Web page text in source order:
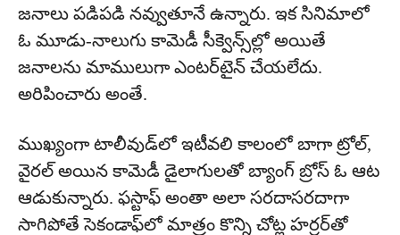
జనాలు పడిపడి నవ్వుతూనే ఉన్నారు. ఇక సినిమాలో
ఓ మూడు-నాలుగు కామెడీ సీక్వెన్స్‌ల్లో అయితే
జనాలను మాములుగా ఎంటర్‌టైన్ చేయలేదు.
అరిపించారు అంతే.
ముఖ్యంగా టాలీవుడ్‌లో ఇటీవలి కాలంలో బాగా ట్రోల్,
వైరల్ అయిన కామెడీ డైలాగులతో బ్యాంగ్ బ్రోస్ ఓ ఆట
ఆడుకున్నారు. ఫస్టాఫ్ అంతా అలా సరదాసరదాగా
సాగిపోతే సెకండాఫ్‌లో మాత్రం కొన్ని చోట్ల హర్రర్‌తో